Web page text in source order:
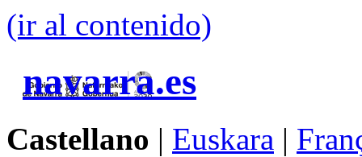
(ir al contenido)
navarra.es
Castellano | Euskara |